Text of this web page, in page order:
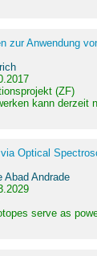
zur Anwendung
(ZF)
kann derzeit
Optical
Abad Andrade
serve as